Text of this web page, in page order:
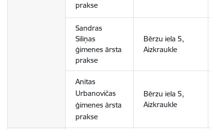
prakse
Sandras
Siliņas
ģimenes ārsta
prakse
Bērzu iela 5,
Aizkraukle
Anitas
Urbanovičas
ģimenes ārsta
prakse
Bērzu iela 5,
Aizkraukle